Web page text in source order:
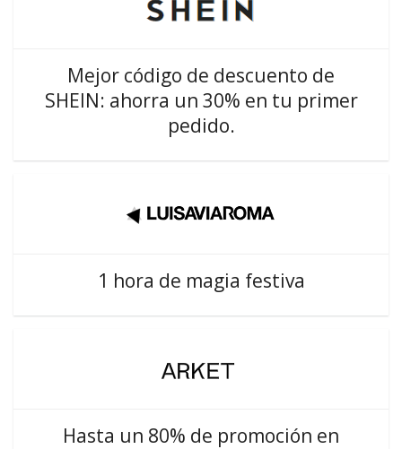
Mejor código de descuento de
SHEIN: ahorra un 30% en tu primer
pedido.
1 hora de magia festiva
Hasta un 80% de promoción en